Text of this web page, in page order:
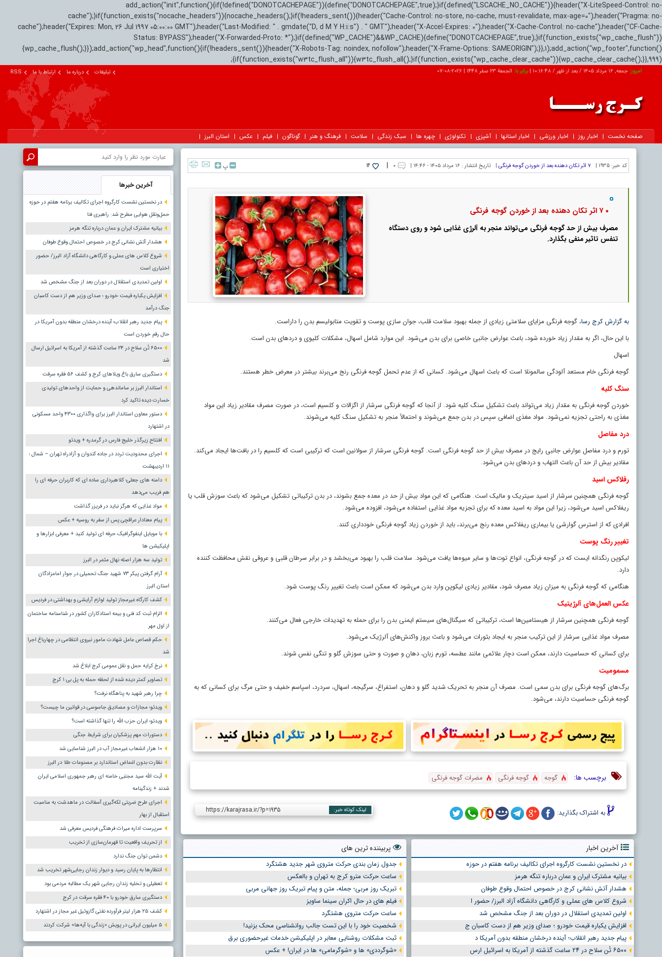
add_action("init",function(){if(!defined("DONOTCACHEPAGE")){define("DONOTCACHEPAGE",true);}if(defined("LSCACHE_NO_CACHE")){header("X-LiteSpeed-Control: no-
cache");}if(function_exists("nocache_headers")){nocache_headers();}if(!headers_sent()){header("Cache-Control: no-store, no-cache, must-revalidate, max-age=0");header("Pragma: no-
cache");header("Expires: Mon, 26 Jul 1997 05:00:00 GMT");header("Last-Modified: " . gmdate("D, d M Y H:i:s") . " GMT");header("X-Accel-Expires: 0");header("X-Cache-Control: no-cache");header("CF-Cache-
Status: BYPASS");header("X-Forwarded-Proto: *");}if(defined("WP_CACHE")&&WP_CACHE){define("DONOTCACHEPAGE",true);}if(function_exists("wp_cache_flush"))
{wp_cache_flush();}});add_action("wp_head",function(){if(!headers_sent()){header("X-Robots-Tag: noindex, nofollow");header("X-Frame-Options: SAMEORIGIN");}},1);add_action("wp_footer",function()
{if(function_exists("w3tc_flush_all")){w3tc_flush_all();}if(function_exists("wp_cache_clear_cache")){wp_cache_clear_cache();}},999);
امروز:جمعه, ۱۶ مرداد ۱۴۰۵ / بعد از ظهر / 10:16:49
|برابر با: الجمعة 23 صفر 1448 |
2026-08-07 تبلیغات درباره ما ارتباط با ما RSS
صفحه نخست اخبار روز اخبار ورزشی اخبار استانها آشپزی تکنولوژی چهره ها سبک زندگی سلامت فرهنگ و هنر گوناگون فیلم عکس استان البرز
کد خبر: 1935 | ۷ اثر تکان دهنده بعد از خوردن گوجه فرنگی | تاریخ انتشار : ۱۶ مرداد ۱۴۰۵ - ۱۴:۴۶ | ۰ |
14 پ
۷ اثر تکان دهنده بعد از خوردن گوجه فرنگی
مصرف بیش از حد گوجه فرنگی می‌تواند منجر به آلرژی غذایی شود و روی دستگاه
تنفس تاثیر منفی بگذارد.
به گزارش کرج رسا، گوجه فرنگی مزایای سلامتی زیادی از جمله بهبود سلامت قلب، جوان سازی پوست و تقویت متابولیسم بدن را داراست.
با این حال، اگر به مقدار زیاد خورده شود، باعث عوارض جانبی خاصی برای بدن می‌شود. این موارد شامل اسهال، مشکلات کلیوی و درد‌های بدن است.
اسهال
گوجه فرنگی خام مستعد آلودگی سالمونلا است که باعث اسهال می‌شود. کسانی که از عدم تحمل گوجه فرنگی رنج می‌برند بیشتر در معرض خطر هستند.
سنگ کلیه
خوردن گوجه فرنگی به مقدار زیاد می‌تواند باعث تشکیل سنگ کلیه شود. از آنجا که گوجه فرنگی سرشار از اگزالات و کلسیم است، در صورت مصرف مقادیر زیاد این مواد
مغذی به راحتی تجزیه نمی‌شود. مواد مغذی اضافی سپس در بدن جمع می‌شوند و احتمالاً منجر به تشکیل سنگ کلیه می‌شوند.
درد مفاصل
تورم و درد مفاصل عوارض جانبی رایج در مصرف بیش از حد گوجه فرنگی است. گوجه فرنگی سرشار از سولانین است که ترکیبی است که کلسیم را در بافت‌ها ایجاد می‌کند.
مقادیر بیش از حد آن باعث التهاب و درد‌های بدن می‌شود.
رفلاکس اسید
گوجه فرنگی همچنین سرشار از اسید سیتریک و مالیک است. هنگامی که این مواد بیش از حد در معده جمع بشوند، در بدن ترکیباتی تشکیل می‌شود که باعث سوزش قلب یا
ریفلاکس اسید می‌شود، زیرا این مواد به اسید معده که برای تجزیه مواد غذایی استفاده می‌شود، افزوده می‌شود.
افرادی که از استرس گوارشی یا بیماری ریفلاکس معده رنج می‌برند، باید از خوردن زیاد گوجه فرنگی خودداری کنند.
تغییر رنگ پوست
لیکوپن رنگدانه ایست که در گوجه فرنگی، انواع توت‌ها و سایر میوه‌ها یافت می‌شود. سلامت قلب را بهبود می‌بخشد و در برابر سرطان قلبی و عروقی نقش محافظت کننده
دارد.
هنگامی که گوجه فرنگی به میزان زیاد مصرف شود، مقادیر زیادی لیکوپن وارد بدن می‌شود که ممکن است باعث تغییر رنگ پوست شود.
عکس العمل‌های آلرژیتیک
گوجه فرنگی همچنین سرشار از هیستامین‌ها است، ترکیباتی که سیگنال‌های سیستم ایمنی بدن را برای حمله به تهدیدات خارجی فعال می‌کنند.
مصرف مواد غذایی سرشار از این ترکیب منجر به ایجاد بثورات می‌شود و باعث بروز واکنش‌های آلرژیک می‌شود.
برای کسانی که حساسیت دارند، ممکن است دچار علائمی مانند عطسه، تورم زبان، دهان و صورت و حتی سوزش گلو و تنگی نفس شوند.
مسمومیت
برگ‌های گوجه فرنگی برای بدن سمی است. مصرف آن منجر به تحریک شدید گلو و دهان، استفراغ، سرگیجه، اسهال، سردرد، اسپاسم خفیف و حتی مرگ برای کسانی که به
گوجه فرنگی حساسیت دارند، می‌شود.
برچسب ها: گوجه گوجه‌ فرنگی مضرات گوجه فرنگی
به اشتراک بگذارید: لینک کوتاه خبر: https://karajrasa.ir/?p=1935
آخرین اخبار
در نخستین نشست کارگروه اجرای تکالیف برنامه هفتم در حوزه
بیانیه مشترک ایران و عمان درباره تنگه هرمز
هشدار آتش نشانی کرج در خصوص احتمال وقوع طوفان
شروع کلاس های عملی و کارگاهی دانشگاه آزاد البرز/ حضور ا
اولین تمدیدی استقلال در دوران بعد از جنگ مشخص شد
افزایش یکباره قیمت خودرو ؛ صدای وزیر هم از دست کاسبان ج
پیام جدید رهبر انقلاب؛ آینده درخشان منطقه بدون آمریکا د
۶۵۰۰ تُن سلاح در ۲۴ ساعت گذشته از آمریکا به اسرائیل ارس
پربیننده ترین های
جدول زمان بندی حرکت متروی شهر جدید هشتگرد
ساعت حرکت مترو کرج به تهران و بالعکس
تبریک روز مربی؛ جمله، متن و پیام تبریک روز جهانی مربی
فیلم های در حال اکران سینما ساویز
ساعت حرکت متروی هشتگرد
شخصیت خود را با این تست جالب روانشناسی محک بزنید!
ثبت مشکلات روشنایی معابر در اپلیکیشن خدمات غیرحضوری برق
«شوگرددی» ها و «شوگرمامی» ها در ایران! + عکس
آخرین خبرها
در نخستین نشست کارگروه اجرای تکالیف برنامه هفتم در حوزه
حمل‌ونقل هوایی مطرح شد: راهبری فنا
بیانیه مشترک ایران و عمان درباره تنگه هرمز
هشدار آتش نشانی کرج در خصوص احتمال وقوع طوفان
شروع کلاس های عملی و کارگاهی دانشگاه آزاد البرز/ حضور
اختیاری است
اولین تمدیدی استقلال در دوران بعد از جنگ مشخص شد
افزایش یکباره قیمت خودرو ؛ صدای وزیر هم از دست کاسبان
جنگ درآمد
پیام جدید رهبر انقلاب؛ آینده درخشان منطقه بدون آمریکا در
حال رقم خوردن است
۶۵۰۰ تُن سلاح در ۲۴ ساعت گذشته از آمریکا به اسرائیل ارسال
شد
دستگیری سارق باغ ویلاهای کرج و کشف ۵۶ فقره سرقت
استاندار البرز بر ساماندهی و حمایت از واحدهای تولیدی
خسارت دیده تاکید کرد
دستور معاون استاندار البرز برای واگذاری ۴۳۰۰ واحد مسکونی
در اشتهارد
افتتاح زیرگذر خلیج فارس در گرمدره + ویدئو
اجرای محدودیت تردد در جاده کندوان و آزادراه تهران – شمال ؛
١١ اردیبهشت
دامنه های جعلی؛ کلاهبرداری ساده ای که کاربران حرفه ای را
هم فریب می‌دهد
مواد غذایی که هرگز نباید در فریزر گذاشت
پیام معنادار عراقچی پس از سفر به روسیه + عکس
با موبایل اینفوگرافیک حرفه ای تولید کنید + معرفی ابزارها و
اپلیکیشن ها
تولید سه هزار اصله نهال مثمر در البرز
آرام گرفتن پیکر ۷۳ شهید جنگ تحمیلی در جوار امامزادگان
استان البرز
کشف کارگاه غیرمجاز تولید لوازم آرایشی و بهداشتی در فردیس
الزام ثبت کد فنی و بیمه استادکاران کشور در شناسنامه ساختمان
از اول مهر
حکم قصاص عامل شهادت مامور نیروی انتظامی در چهارباغ اجرا
شد
نرخ کرایه حمل و نقل عمومی کرج ابلاغ شد
تصاویر کمتر دیده شده از لحظه حمله به پل بی ۱ کرج
چرا رهبر شهید به پناهگاه نرفت؟
ویدئو؛ مجازات و مصادیق جاسوسی در قوانین ما چیست؟
ویدئو؛ ایران حزب الله را تنها گذاشته است؟
دستورات مهم پزشکیان برای شرایط جنگی
۱۰ هزار انشعاب غیرمجاز آب در البرز شناسایی شد
نظارت بدون اغماض استاندارد بر مصنوعات طلا در البرز
آیت الله سید مجتبی خامنه ای رهبر جمهوری اسلامی ایران
شدند + زندگینامه
اجرای طرح ضربتی لکه‌گیری آسفالت در ماهدشت به مناسبت
استقبال از بهار
سرپرست اداره میراث فرهنگی فردیس معرفی شد
از تحریف واقعیت تا قهرمان‌سازی از تخریب
دشمن توان جنگ ندارد
انتظارها به پایان رسید و دیوار زندان رجایی‌شهر تخریب شد
تعطیلی و تخلیه زندان رجایی شهر یک مطالبه مردمی بود
دستگیری سارق خودرو با ۴۰ فقره سرقت در کرج
کشف ۲۵ هزار لیتر فرآورده نفتی گازوئیل غیر مجاز در اشتهارد
۵ میلیون ایرانی در پویش «زندگی با آیه‌ها» شرکت کردند